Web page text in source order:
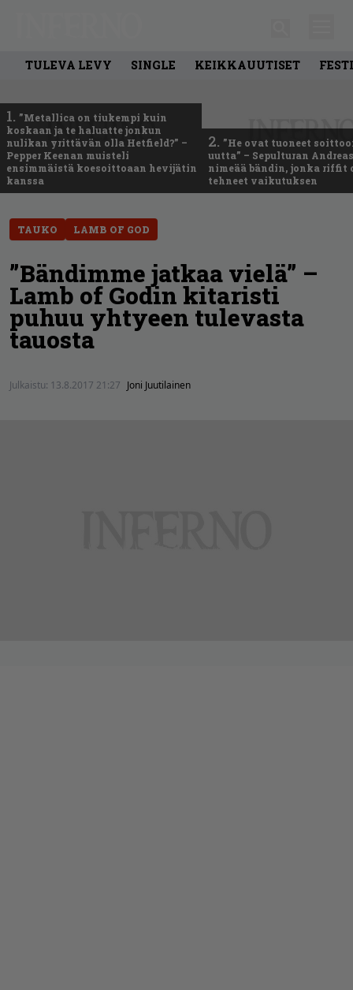
TULEVA LEVY SINGLE KEIKKAUUTISET
1. ”Metallica on tiukempi kuin
koskaan ja te haluatte jonkun
nulikan yrittävän olla Hetfield?” –
Pepper Keenan muisteli
ensimmäistä koesoittoaan hevijätin
kanssa
2. ”He ovat tuoneet
uutta” – Sepulturan
nimeää bändin, jonka riffit
tehneet vaikutuksen
TAUKO LAMB OF GOD
”Bändimme jatkaa vielä” –
Lamb of Godin kitaristi
puhuu yhtyeen tulevasta
tauosta
Julkaistu: 13.8.2017 21:27 Joni Juutilainen